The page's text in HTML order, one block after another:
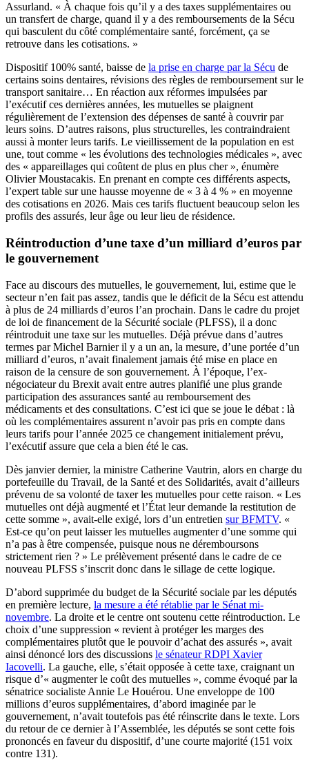
Assurland. « À chaque fois qu’il y a des taxes supplémentaires ou
un transfert de charge, quand il y a des remboursements de la Sécu
qui basculent du côté complémentaire santé, forcément, ça se
retrouve dans les cotisations. »
Dispositif 100% santé, baisse de la prise en charge par la Sécu de
certains soins dentaires, révisions des règles de remboursement sur le
transport sanitaire… En réaction aux réformes impulsées par
l’exécutif ces dernières années, les mutuelles se plaignent
régulièrement de l’extension des dépenses de santé à couvrir par
leurs soins. D’autres raisons, plus structurelles, les contraindraient
aussi à monter leurs tarifs. Le vieillissement de la population en est
une, tout comme « les évolutions des technologies médicales », avec
des « appareillages qui coûtent de plus en plus cher », énumère
Olivier Moustacakis. En prenant en compte ces différents aspects,
l’expert table sur une hausse moyenne de « 3 à 4 % » en moyenne
des cotisations en 2026. Mais ces tarifs fluctuent beaucoup selon les
profils des assurés, leur âge ou leur lieu de résidence.
Réintroduction d’une taxe d’un milliard d’euros par
le gouvernement
Face au discours des mutuelles, le gouvernement, lui, estime que le
secteur n’en fait pas assez, tandis que le déficit de la Sécu est attendu
à plus de 24 milliards d’euros l’an prochain. Dans le cadre du projet
de loi de financement de la Sécurité sociale (PLFSS), il a donc
réintroduit une taxe sur les mutuelles. Déjà prévue dans d’autres
termes par Michel Barnier il y a un an, la mesure, d’une portée d’un
milliard d’euros, n’avait finalement jamais été mise en place en
raison de la censure de son gouvernement. À l’époque, l’ex-
négociateur du Brexit avait entre autres planifié une plus grande
participation des assurances santé au remboursement des
médicaments et des consultations. C’est ici que se joue le débat : là
où les complémentaires assurent n’avoir pas pris en compte dans
leurs tarifs pour l’année 2025 ce changement initialement prévu,
l’exécutif assure que cela a bien été le cas.
Dès janvier dernier, la ministre Catherine Vautrin, alors en charge du
portefeuille du Travail, de la Santé et des Solidarités, avait d’ailleurs
prévenu de sa volonté de taxer les mutuelles pour cette raison. « Les
mutuelles ont déjà augmenté et l’État leur demande la restitution de
cette somme », avait-elle exigé, lors d’un entretien sur BFMTV. «
Est-ce qu’on peut laisser les mutuelles augmenter d’une somme qui
n’a pas à être compensée, puisque nous ne déremboursons
strictement rien ? » Le prélèvement présenté dans le cadre de ce
nouveau PLFSS s’inscrit donc dans le sillage de cette logique.
D’abord supprimée du budget de la Sécurité sociale par les députés
en première lecture, la mesure a été rétablie par le Sénat mi-
novembre. La droite et le centre ont soutenu cette réintroduction. Le
choix d’une suppression « revient à protéger les marges des
complémentaires plutôt que le pouvoir d’achat des assurés », avait
ainsi dénoncé lors des discussions le sénateur RDPI Xavier
Iacovelli. La gauche, elle, s’était opposée à cette taxe, craignant un
risque d’« augmenter le coût des mutuelles », comme évoqué par la
sénatrice socialiste Annie Le Houérou. Une enveloppe de 100
millions d’euros supplémentaires, d’abord imaginée par le
gouvernement, n’avait toutefois pas été réinscrite dans le texte. Lors
du retour de ce dernier à l’Assemblée, les députés se sont cette fois
prononcés en faveur du dispositif, d’une courte majorité (151 voix
contre 131).